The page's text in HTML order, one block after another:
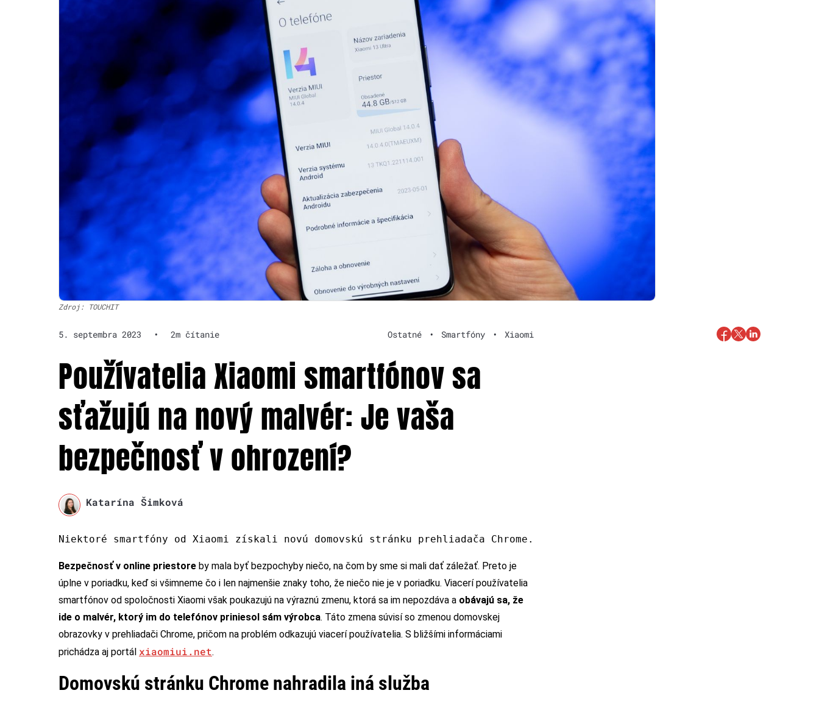
Zdroj: TOUCHIT
5. septembra 2023 • 2m čítanie Ostatné • Smartfóny • Xiaomi
Používatelia Xiaomi smartfónov sa
sťažujú na nový malvér: Je vaša
bezpečnosť v ohrození?
Katarína Šimková
Niektoré smartfóny od Xiaomi získali novú domovskú stránku prehliadača Chrome.
Bezpečnosť v online priestore by mala byť bezpochyby niečo, na čom by sme si mali dať záležať. Preto je
úplne v poriadku, keď si všimneme čo i len najmenšie znaky toho, že niečo nie je v poriadku. Viacerí používatelia
smartfónov od spoločnosti Xiaomi však poukazujú na výraznú zmenu, ktorá sa im nepozdáva a obávajú sa, že
ide o malvér, ktorý im do telefónov priniesol sám výrobca. Táto zmena súvisí so zmenou domovskej
obrazovky v prehliadači Chrome, pričom na problém odkazujú viacerí používatelia. S bližšími informáciami
prichádza aj portál xiaomiui.net.
Domovskú stránku Chrome nahradila iná služba